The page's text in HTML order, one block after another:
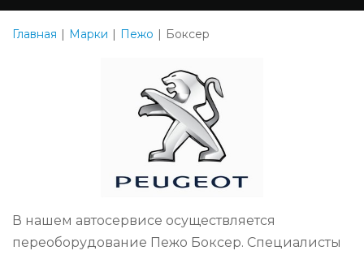
Главная Марки Пежо Боксер
В нашем автосервисе осуществляется
переоборудование Пежо Боксер. Специалисты